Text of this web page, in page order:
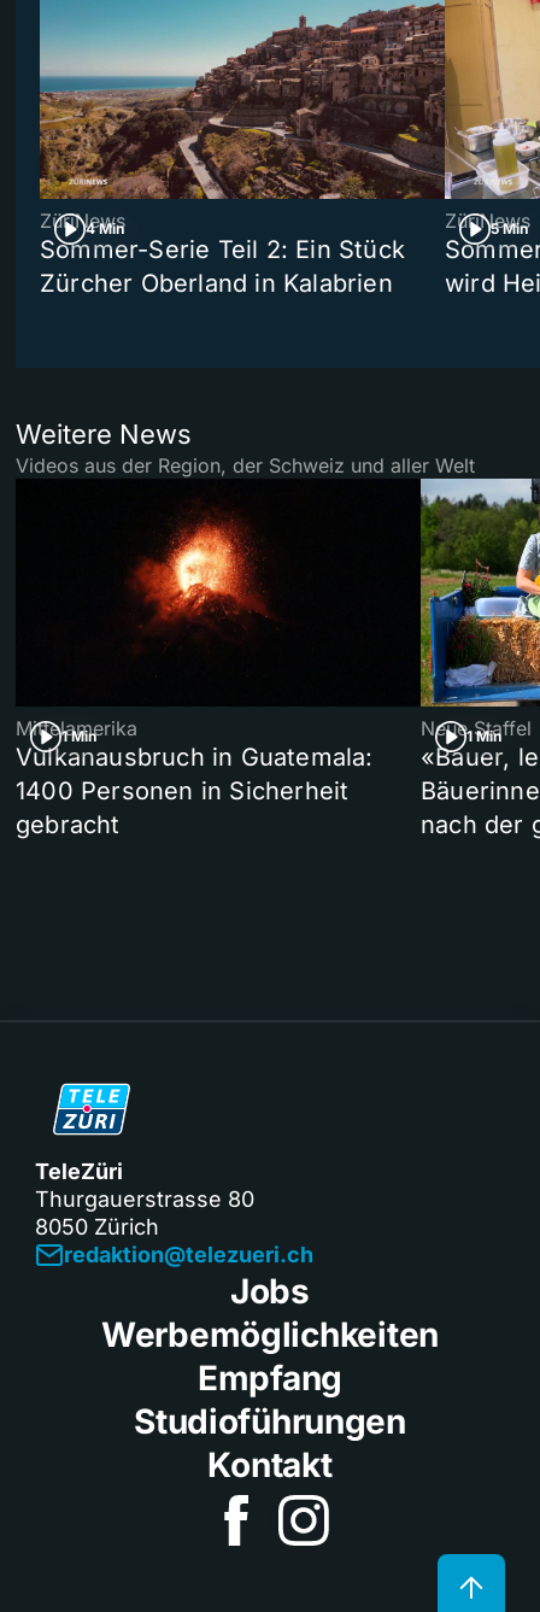
4 Min
ZüriNews
Sommer-Serie Teil 2: Ein Stück
Zürcher Oberland in Kalabrien
5 Min
ZüriNews
wird
Weitere News
Videos aus der Region, der Schweiz und aller Welt
1 Min
Mittelamerika
Vulkanausbruch in Guatemala:
1400 Personen in Sicherheit
gebracht
1 Min
Neue Staffel
«Bauer,
nach der
TeleZüri
Thurgauerstrasse 80
8050 Zürich
redaktion@telezueri.ch
Jobs
Werbemöglichkeiten
Empfang
Studioführungen
Kontakt